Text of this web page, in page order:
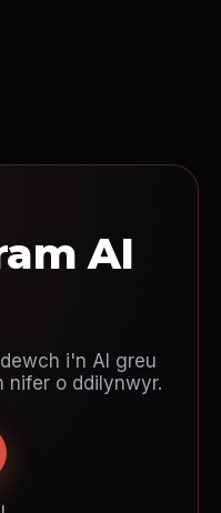
AI
i'n AI greu
nifer o ddilynwyr.